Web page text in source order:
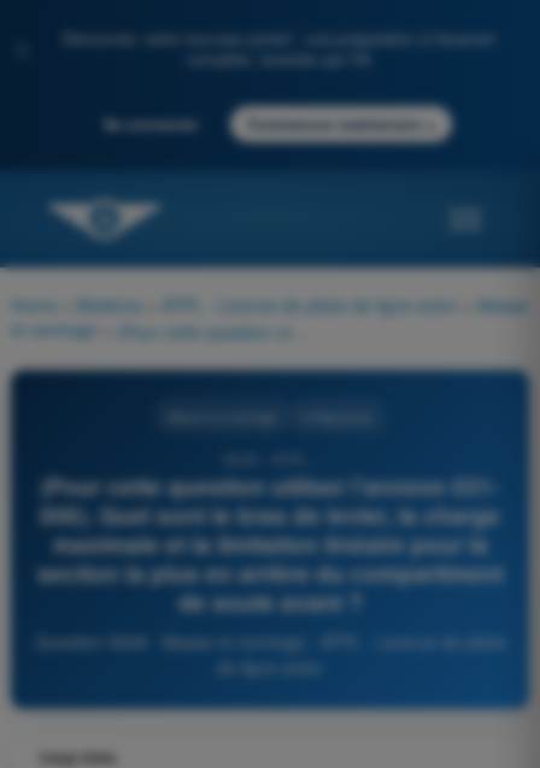
Découvrez notre nouveau portail : une préparation à l'examen
Se connecter Commencer maintenant
Home Matières ATPL - Licence de pilote de ligne avion
Masse
et centrage
(Pour cette question utiliser l'annexe 031-
006). Quel sont le bras de levier, la charge
maximale et la limitation linéaire pour la
section la plus en arrière du compartiment
de soute avant ?
Question 5848 - Masse et centrage - ATPL - Licence de pilote